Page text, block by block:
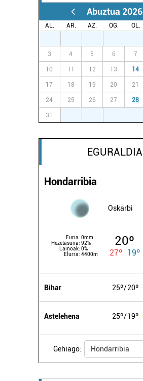
Abuztua 2026
AL. AR. AZ. OG. OL.
3 4 5 6 7
10 11 12 13 14
17 18 19 20 21
24 25 26 27 28
31
EGURALDIA
Hondarribia
Oskarbi
Euria: 0mm
Hezetasuna: 92%
Lainoak: 0%
Elurra: 4400m
20º
27º 19º
Bihar 25º 20º
Astelehena 25º 19º
Gehiago: Hondarribia